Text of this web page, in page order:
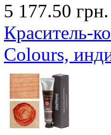
5 177.50 грн.
Краситель-
Colours,